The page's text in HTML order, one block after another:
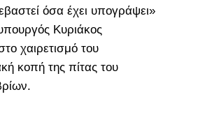
όσα έχει υπογράψει»
Κυριάκος
χαιρετισμό του
κοπή της πίτας του